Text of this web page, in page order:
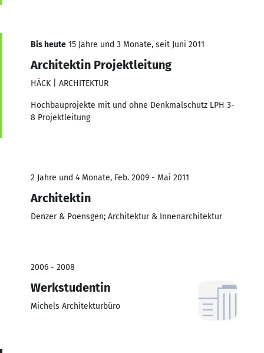
Bis heute 15 Jahre und 3 Monate, seit Juni 2011
Architektin Projektleitung
HÄCK | ARCHITEKTUR
Hochbauprojekte mit und ohne Denkmalschutz LPH 3-
8 Projektleitung
2 Jahre und 4 Monate, Feb. 2009 - Mai 2011
Architektin
Denzer & Poensgen; Architektur & Innenarchitektur
2006 - 2008
Werkstudentin
Michels Architekturbüro